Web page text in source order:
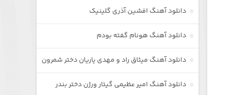
دانلود آهنگ افشین آذری گلینیک
دانلود آهنگ هونام گفته بودم
دانلود آهنگ میثاق راد و مهدی یاریان دختر شمرون
دانلود آهنگ امیر عظیمی گیتار ورژن دختر بندر